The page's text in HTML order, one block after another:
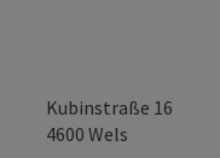
Kubinstraße 16
4600 Wels